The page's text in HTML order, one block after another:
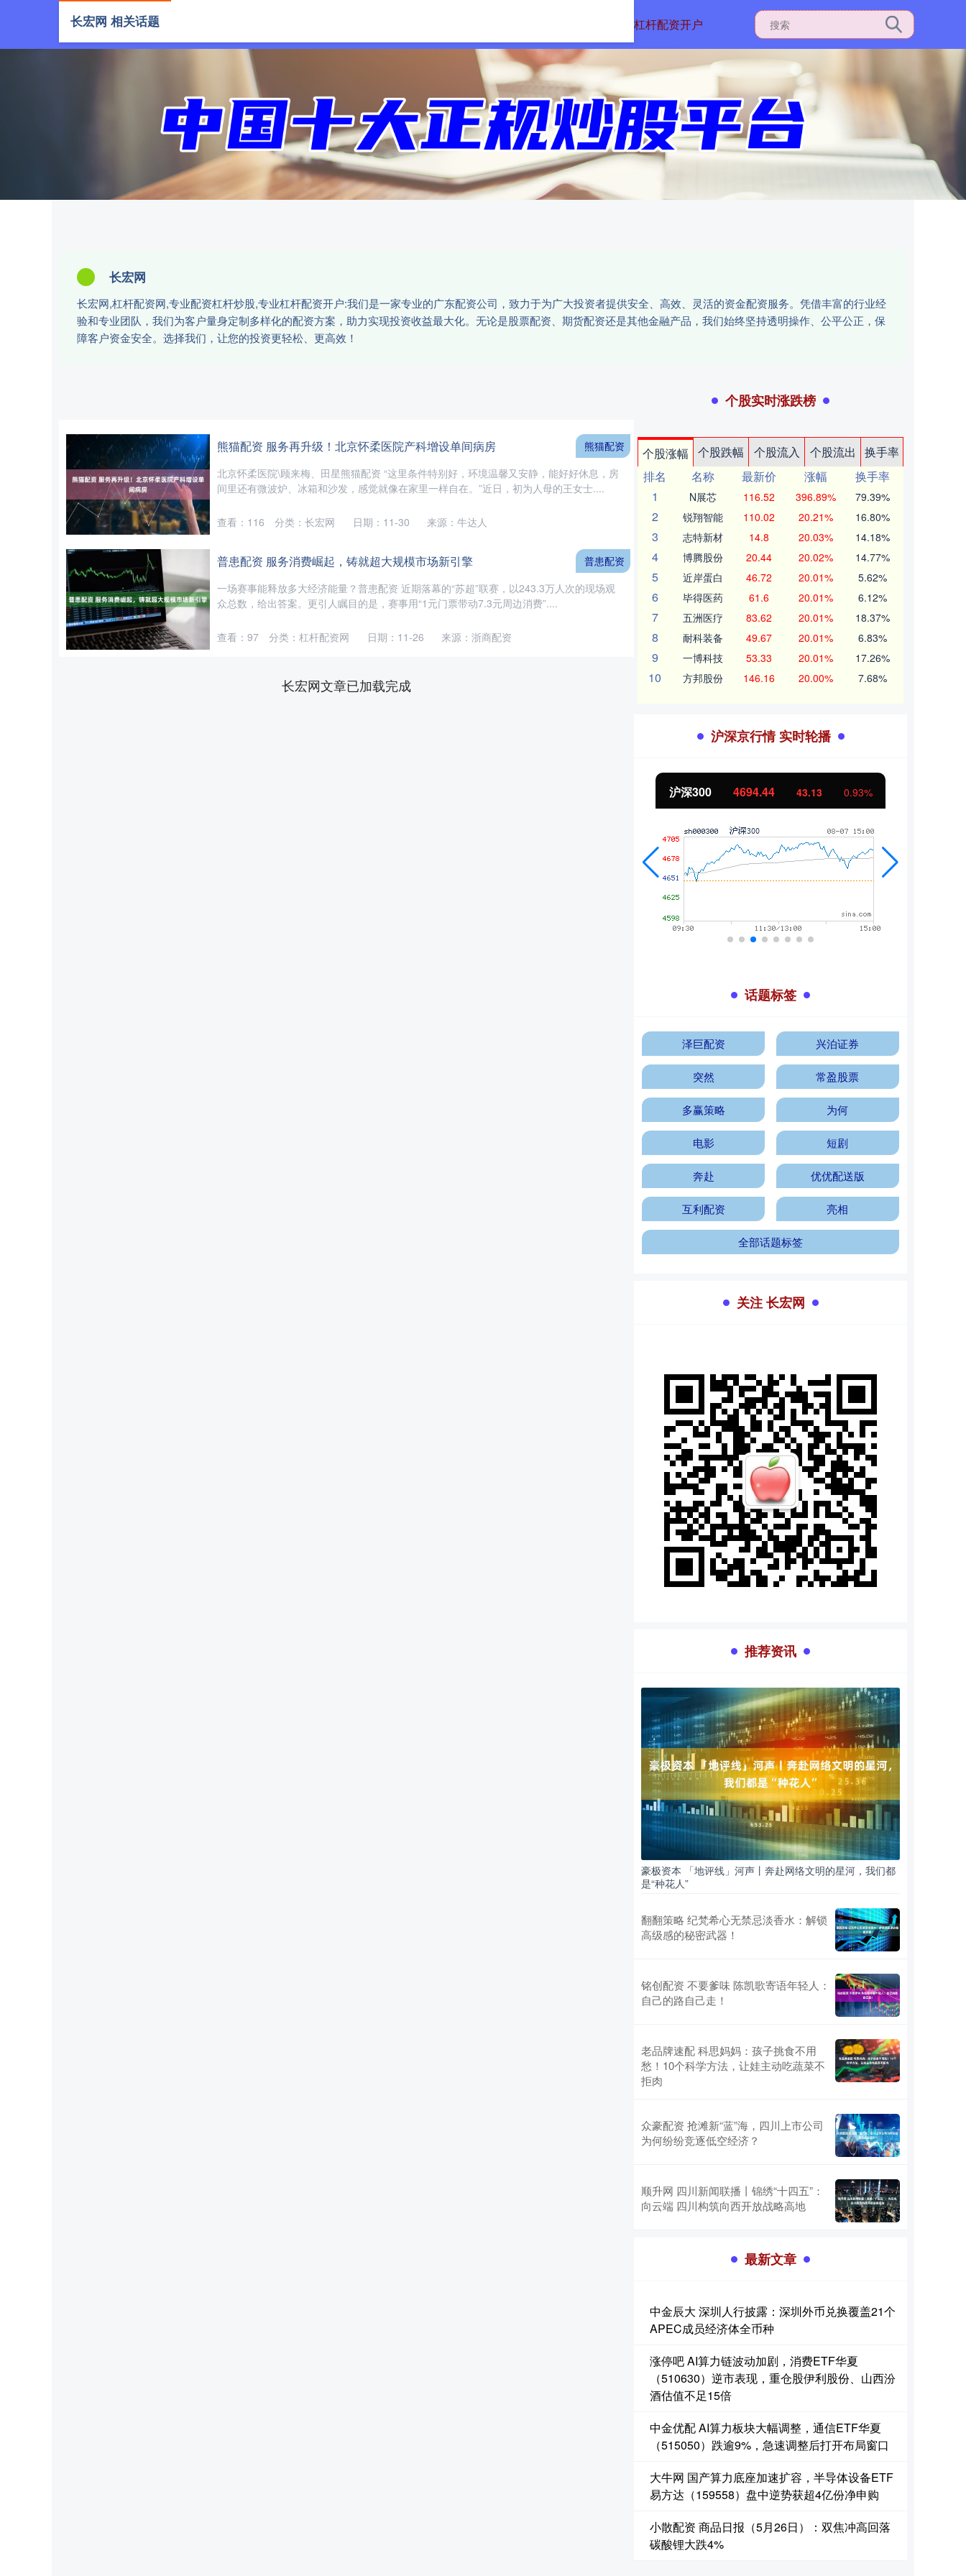
专业杠杆配资开户
长宏网
长宏网,杠杆配资网,专业配资杠杆炒股,专业杠杆配资开户:我们是一家专业的广东配资公司，致力于为广大投资者提供安全、高效、灵活的资金配资服务。凭借丰富的行业经
验和专业团队，我们为客户量身定制多样化的配资方案，助力实现投资收益最大化。无论是股票配资、期货配资还是其他金融产品，我们始终坚持透明操作、公平公正，保
障客户资金安全。选择我们，让您的投资更轻松、更高效！
长宏网 相关话题
熊猫配资 服务再升级！北京怀柔医院产科增设单间病房
北京怀柔医院\顾来梅、田星熊猫配资 “这里条件特别好，环境温馨又安静，能好好休息，房
间里还有微波炉、冰箱和沙发，感觉就像在家里一样自在。”近日，初为人母的王女士....
熊猫配资
日期：11-30 来源：牛达人
查看： 116 分类： 长宏网
普患配资 服务消费崛起，铸就超大规模市场新引擎
一场赛事能释放多大经济能量？普患配资 近期落幕的“苏超”联赛，以243.3万人次的现场观
众总数，给出答案。更引人瞩目的是，赛事用“1元门票带动7.3元周边消费”....
普患配资
日期：11-26 来源：浙商配资
查看： 97 分类： 杠杆配资网
长宏网文章已加载完成
个股实时涨跌榜
个股涨幅 个股跌幅 个股流入 个股流出
换手率
排名
名称 最新价 涨幅
换手率
1
N展芯 116.52 396.89% 79.39%
2 锐翔智能 110.02 20.21% 16.80%
3 志特新材 14.8 20.03% 14.18%
4 博腾股份 20.44 20.02% 14.77%
5 近岸蛋白 46.72 20.01% 5.62%
6 毕得医药 61.6 20.01% 6.12%
7 五洲医疗 83.62 20.01% 18.37%
8 耐科装备 49.67 20.01% 6.83%
9 一博科技 53.33 20.01% 17.26%
10 方邦股份 146.16 20.00% 7.68%
沪深京行情 实时轮播
沪深300 4694.44 43.13 0.93%
话题标签
泽巨配资 兴泊证券
突然 常盈股票
多赢策略 为何
电影 短剧
奔赴 优优配送版
互利配资 亮相
全部话题标签
关注 长宏网
推荐资讯
豪极资本 「地评线」河声丨奔赴网络文明的星河，我们都
是“种花人”
翻翻策略 纪梵希心无禁忌淡香水：解锁
高级感的秘密武器！
铭创配资 不要爹味 陈凯歌寄语年轻人：
自己的路自己走！
老品牌速配 科思妈妈：孩子挑食不用
愁！10个科学方法，让娃主动吃蔬菜不
拒肉
众豪配资 抢滩新“蓝”海，四川上市公司
为何纷纷竞逐低空经济？
顺升网 四川新闻联播丨锦绣“十四五”：
向云端 四川构筑向西开放战略高地
最新文章
中金辰大 深圳人行披露：深圳外币兑换覆盖21个
APEC成员经济体全币种
涨停吧 AI算力链波动加剧，消费ETF华夏
（510630）逆市表现，重仓股伊利股份、山西汾
酒估值不足15倍
中金优配 AI算力板块大幅调整，通信ETF华夏
（515050）跌逾9%，急速调整后打开布局窗口
大牛网 国产算力底座加速扩容，半导体设备ETF
易方达（159558）盘中逆势获超4亿份净申购
小散配资 商品日报（5月26日）：双焦冲高回落
碳酸锂大跌4%